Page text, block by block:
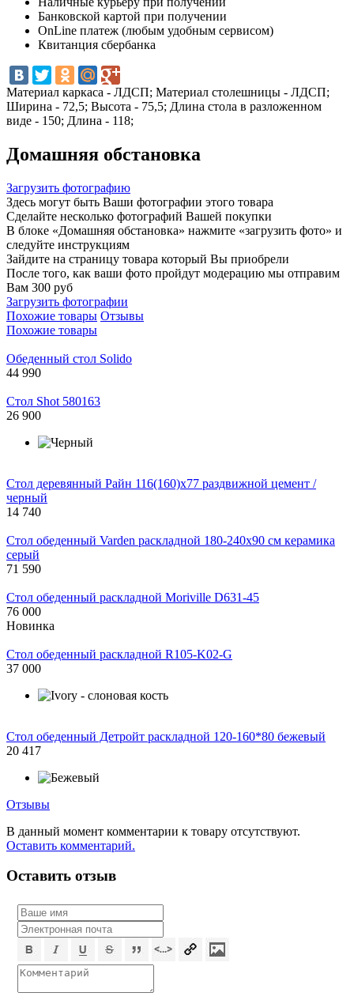
Банковской картой при получении
OnLine платеж (любым удобным сервисом)
Квитанция сбербанка
Материал каркаса - ЛДСП; Материал столешницы - ЛДСП;
Ширина - 72,5; Высота - 75,5; Длина стола в разложенном
виде - 150; Длина - 118;
Домашняя обстановка
Загрузить фотографию
Здесь могут быть Ваши фотографии этого товара
Сделайте несколько фотографий Вашей покупки
В блоке «Домашняя обстановка» нажмите «загрузить фото» и
следуйте инструкциям
Зайдите на страницу товара который Вы приобрели
После того, как ваши фото пройдут модерацию мы отправим
Вам 300 руб
Загрузить фотографии
Похожие товары Отзывы
Похожие товары
Обеденный стол Solido
44 990
Стол Shot 580163
26 900
Стол деревянный Райн 116(160)x77 раздвижной цемент /
черный
14 740
Стол обеденный Varden раскладной 180-240х90 см керамика
серый
71 590
Стол обеденный раскладной Moriville D631-45
76 000
Новинка
Стол обеденный раскладной R105-K02-G
37 000
Стол обеденный Детройт раскладной 120-160*80 бежевый
20 417
Отзывы
В данный момент комментарии к товару отсутствуют.
Оставить комментарий.
Оставить отзыв